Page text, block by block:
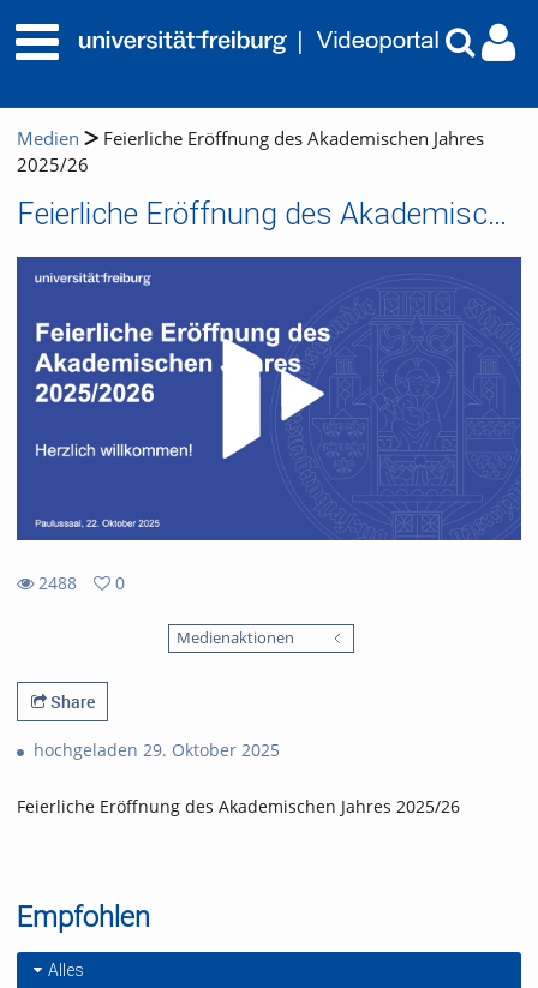
Medien
Feierliche Eröffnung des Akademischen Jahres
2025/26
Feierliche Eröffnung des Akademischen Jahres 2025/26
2488
0
Medienaktionen
Share
hochgeladen 29. Oktober 2025
Feierliche Eröffnung des Akademischen Jahres 2025/26
Empfohlen
Alles